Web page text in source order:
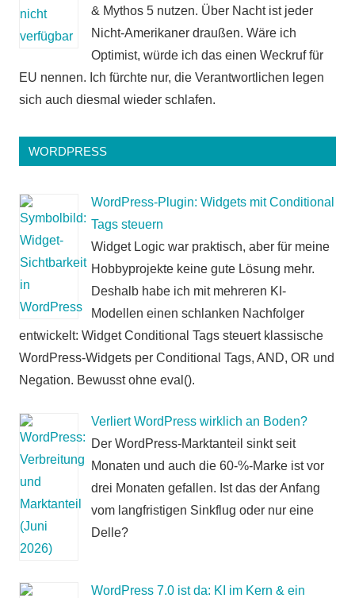
& Mythos 5 nutzen. Über Nacht ist jeder
Nicht-Amerikaner draußen. Wäre ich
Optimist, würde ich das einen Weckruf für
EU nennen. Ich fürchte nur, die Verantwortlichen legen
sich auch diesmal wieder schlafen.
WORDPRESS
WordPress-Plugin: Widgets mit Conditional
Tags steuern
Widget Logic war praktisch, aber für meine
Hobbyprojekte keine gute Lösung mehr.
Deshalb habe ich mit mehreren KI-
Modellen einen schlanken Nachfolger
entwickelt: Widget Conditional Tags steuert klassische
WordPress-Widgets per Conditional Tags, AND, OR und
Negation. Bewusst ohne eval().
Verliert WordPress wirklich an Boden?
Der WordPress-Marktanteil sinkt seit
Monaten und auch die 60-%-Marke ist vor
drei Monaten gefallen. Ist das der Anfang
vom langfristigen Sinkflug oder nur eine
Delle?
WordPress 7.0 ist da: KI im Kern & ein